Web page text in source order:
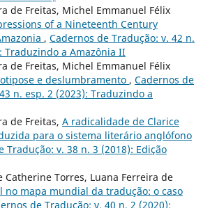
de Freitas, Michel Emmanuel Félix
of a Nineteenth Century
, Cadernos de Tradução: v. 42 n.
Traduzindo a Amazônia II
de Freitas, Michel Emmanuel Félix
e deslumbramento , Cadernos de
n. esp. 2 (2023): Traduzindo a
de Freitas, A radicalidade de Clarice
para o sistema literário anglófono
Tradução: v. 38 n. 3 (2018): Edição
Catherine Torres, Luana Ferreira de
no mapa mundial da tradução: o caso
de Tradução: v. 40 n. 2 (2020):